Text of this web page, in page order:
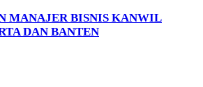
MANAJER BISNIS KANWIL
DAN BANTEN